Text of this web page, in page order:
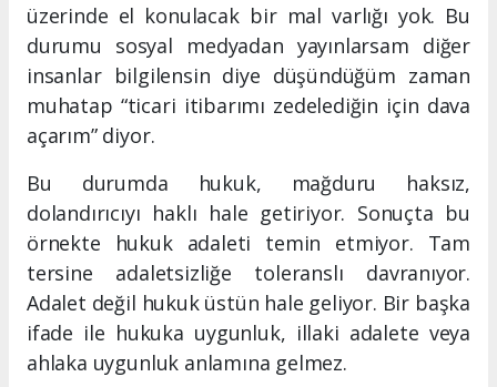
üzerinde el konulacak bir mal varlığı yok. Bu
durumu sosyal medyadan yayınlarsam diğer
insanlar bilgilensin diye düşündüğüm zaman
muhatap “ticari itibarımı zedelediğin için dava
açarım” diyor.
Bu durumda hukuk, mağduru haksız,
dolandırıcıyı haklı hale getiriyor. Sonuçta bu
örnekte hukuk adaleti temin etmiyor. Tam
tersine adaletsizliğe toleranslı davranıyor.
Adalet değil hukuk üstün hale geliyor. Bir başka
ifade ile hukuka uygunluk, illaki adalete veya
ahlaka uygunluk anlamına gelmez.